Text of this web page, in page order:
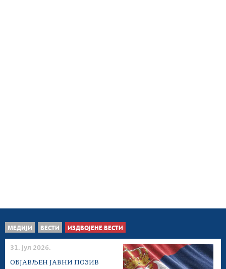
МЕДИЈИ ВЕСТИ ИЗДВОЈЕНЕ ВЕСТИ
31. јул 2026.
ОБЈАВЉЕН ЈАВНИ ПОЗИВ